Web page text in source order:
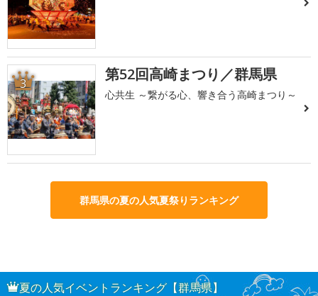
3 第52回高崎まつり／群馬県
心共生 ～繋がる心、響き合う高崎まつり～
群馬県の夏の人気夏祭りランキング
夏の人気イベントランキング【群馬県】